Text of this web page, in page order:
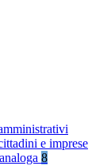
e imprese
8